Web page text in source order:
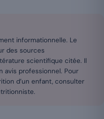
informationnelle. Le
des sources
scientifique citée. Il
avis professionnel. Pour
d’un enfant, consulter